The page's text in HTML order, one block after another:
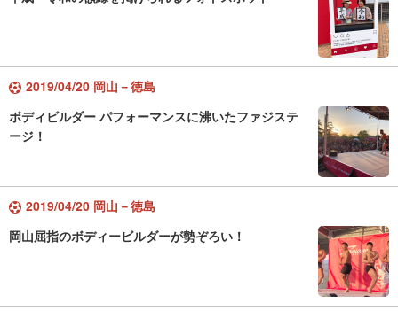
2019/04/20 岡山－徳島
ボディビルダー パフォーマンスに沸いたファジステ
ージ！
2019/04/20 岡山－徳島
岡山屈指のボディービルダーが勢ぞろい！